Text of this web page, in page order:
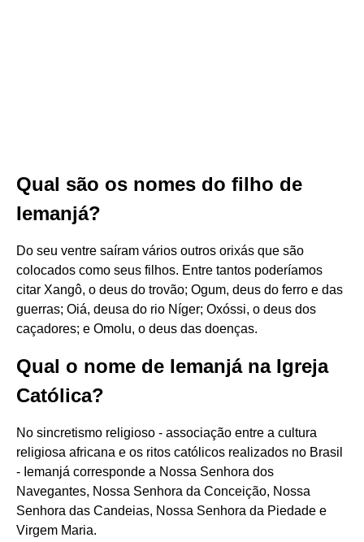
Qual são os nomes do filho de
Iemanjá?
Do seu ventre saíram vários outros orixás que são
colocados como seus filhos. Entre tantos poderíamos
citar Xangô, o deus do trovão; Ogum, deus do ferro e das
guerras; Oiá, deusa do rio Níger; Oxóssi, o deus dos
caçadores; e Omolu, o deus das doenças.
Qual o nome de Iemanjá na Igreja
Católica?
No sincretismo religioso - associação entre a cultura
religiosa africana e os ritos católicos realizados no Brasil
- Iemanjá corresponde a Nossa Senhora dos
Navegantes, Nossa Senhora da Conceição, Nossa
Senhora das Candeias, Nossa Senhora da Piedade e
Virgem Maria.